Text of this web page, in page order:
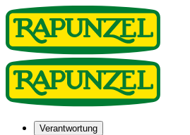
Verantwortung